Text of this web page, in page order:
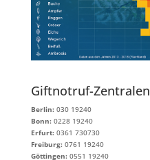
Giftnotruf-Zentralen
Berlin:030 19240
Bonn:0228 19240
Erfurt:0361 730730
Freiburg:0761 19240
Göttingen:0551 19240